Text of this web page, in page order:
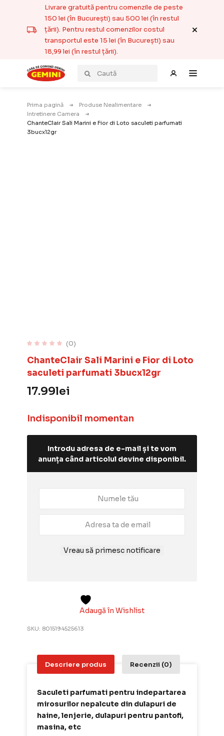
Livrare gratuită pentru comenzile de peste
150 lei (în București) sau 500 lei (în restul
țării). Pentru restul comenzilor costul
transportul este 15 lei (în București) sau
18,99 lei (în restul țării).
Prima pagină
Produse Nealimentare
Intretinere Camera
ChanteClair Sali Marini e Fior di Loto saculeti parfumati
3bucx12gr
(0)
ChanteClair Sali Marini e Fior di Loto
saculeti parfumati 3bucx12gr
17.99lei
Indisponibil momentan
Introdu adresa de e-mail și te vom
anunța când articolul devine disponibil.
Vreau să primesc notificare
Adaugă în Wishlist
SKU: 8015194525613
Descriere produs Recenzii (0)
Saculeti parfumati pentru indepartarea
mirosurilor nepalcute din dulapuri de
haine, lenjerie, dulapuri pentru pantofi,
masina, etc